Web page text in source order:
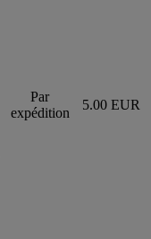
Par
expédition
5.00 EUR